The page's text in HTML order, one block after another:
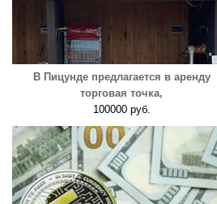
В Пицунде предлагается в аренду
торговая точка,
100000 руб.